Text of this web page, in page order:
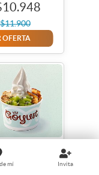
OFERTA
3 topping y 1
mí Invita